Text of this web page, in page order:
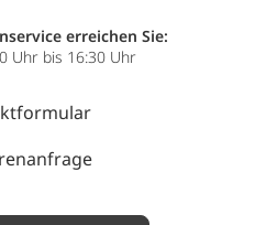
erreichen Sie:
Uhr bis 16:30 Uhr